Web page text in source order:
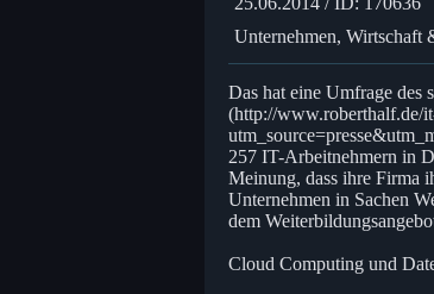
Unternehmen, Wirtschaft
Das hat eine Umfrage des
(http://www.roberthalf.de/
257 IT-Arbeitnehmern in
Meinung, dass ihre Firma
Unternehmen in Sachen
dem
Cloud Computing und